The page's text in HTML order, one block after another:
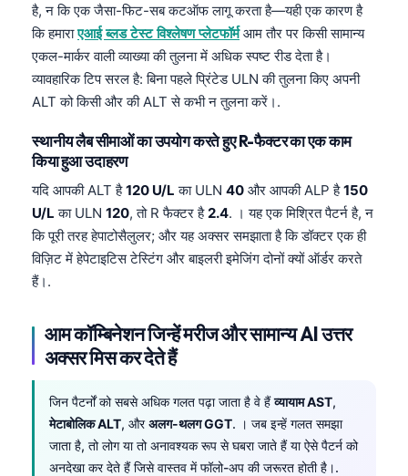
है, न कि एक जैसा-फिट-सब कटऑफ लागू करता है—यही एक कारण है
कि हमाराएआई ब्लड टेस्ट विश्लेषण प्लेटफॉर्मआम तौर पर किसी सामान्य
एकल-मार्कर वाली व्याख्या की तुलना में अधिक स्पष्ट रीड देता है।
व्यावहारिक टिप सरल है: बिना पहले प्रिंटेड ULN की तुलना किए अपनी
ALT को किसी और की ALT से कभी न तुलना करें।.
स्थानीय लैब सीमाओं का उपयोग करते हुए R-फैक्टर का एक काम
किया हुआ उदाहरण
यदि आपकी ALT है120 U/L का ULN 40 और आपकी ALP है150
U/L का ULN 120, तो R फैक्टर है2.4. । यह एक मिश्रित पैटर्न है, न
कि पूरी तरह हेपाटोसैलुलर; और यह अक्सर समझाता है कि डॉक्टर एक ही
विज़िट में हेपेटाइटिस टेस्टिंग और बाइलरी इमेजिंग दोनों क्यों ऑर्डर करते
हैं।.
आम कॉम्बिनेशन जिन्हें मरीज और सामान्य AI उत्तर
अक्सर मिस कर देते हैं
जिन पैटर्नों को सबसे अधिक गलत पढ़ा जाता है वे हैंव्यायाम AST,
मेटाबोलिक ALT, औरअलग-थलग GGT. । जब इन्हें गलत समझा
जाता है, तो लोग या तो अनावश्यक रूप से घबरा जाते हैं या ऐसे पैटर्न को
अनदेखा कर देते हैं जिसे वास्तव में फॉलो-अप की जरूरत होती है।.
Ślōnskŏ gŏdka
Norsk bokmål